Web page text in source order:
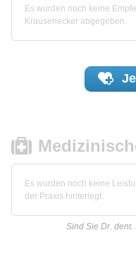
Es wurden noch keine
Krausenecker abgegeben.
Es wurden noch keine
der Praxis hinterlegt.
Sind Sie Dr.